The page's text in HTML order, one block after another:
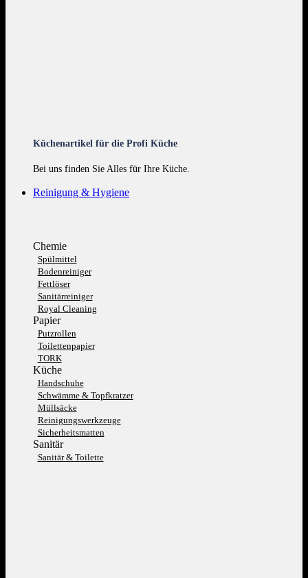
Küchenartikel für die Profi Küche
Bei uns finden Sie Alles für Ihre Küche.
Reinigung & Hygiene
Chemie
Spülmittel
Bodenreiniger
Fettlöser
Sanitärreiniger
Royal Cleaning
Papier
Putzrollen
Toilettenpapier
TORK
Küche
Handschuhe
Schwämme & Topfkratzer
Müllsäcke
Reinigungswerkzeuge
Sicherheitsmatten
Sanitär
Sanitär & Toilette